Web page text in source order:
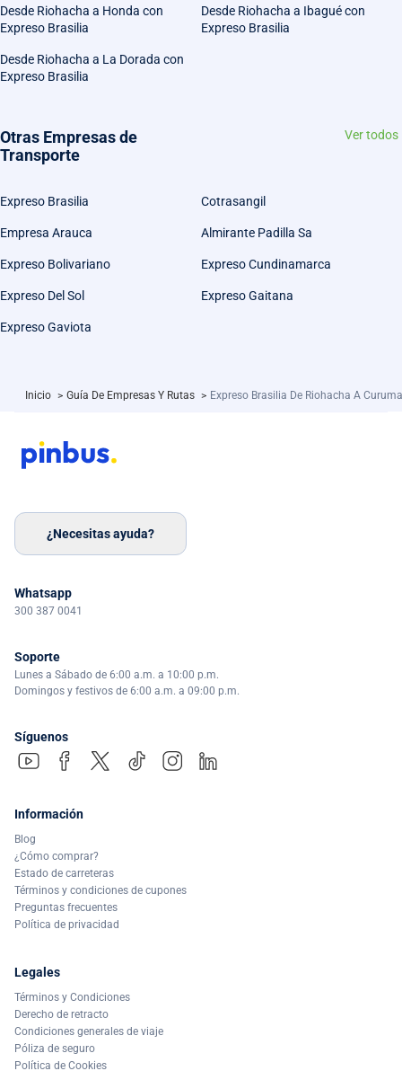
Desde Riohacha a Honda con
Expreso Brasilia
Desde Riohacha a Ibagué con
Expreso Brasilia
Desde Riohacha a La Dorada con
Expreso Brasilia
Otras Empresas de
Transporte
Ver todos
Expreso Brasilia Cotrasangil
Empresa Arauca Almirante Padilla Sa
Expreso Bolivariano Expreso Cundinamarca
Expreso Del Sol Expreso Gaitana
Expreso Gaviota
Inicio > Guía De Empresas Y Rutas > Expreso Brasilia De Riohacha A
¿Necesitas ayuda?
Whatsapp
300 387 0041
Soporte
Lunes a Sábado de 6:00 a.m. a 10:00 p.m.
Domingos y festivos de 6:00 a.m. a 09:00 p.m.
Síguenos
Información
Blog
¿Cómo comprar?
Estado de carreteras
Términos y condiciones de cupones
Preguntas frecuentes
Política de privacidad
Legales
Términos y Condiciones
Derecho de retracto
Condiciones generales de viaje
Póliza de seguro
Política de Cookies